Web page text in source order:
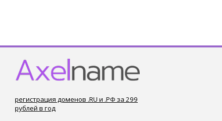
регистрация доменов .RU и .РФ за 299
рублей в год